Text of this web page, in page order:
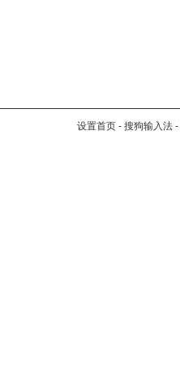
设置首页 - 搜狗输入法 -